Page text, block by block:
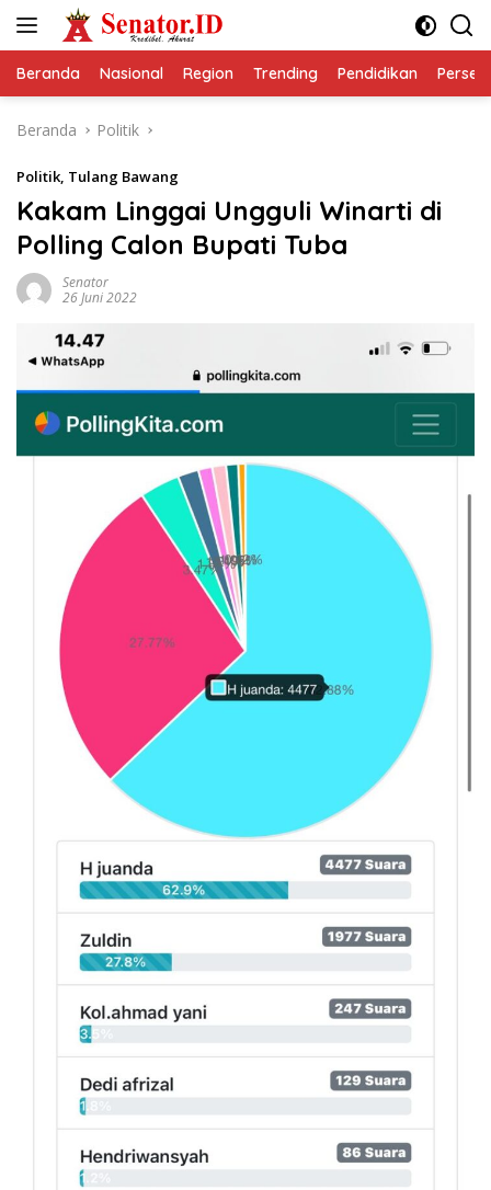
Beranda Nasional Region Trending Pendidikan
Beranda Politik
Politik, Tulang Bawang
Kakam Linggai Ungguli Winarti di
Polling Calon Bupati Tuba
Senator
26 Juni 2022